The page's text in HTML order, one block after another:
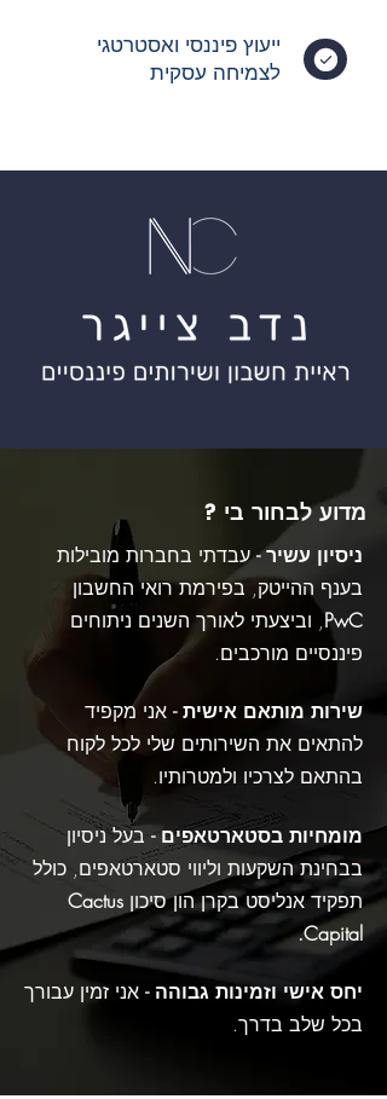
ייעוץ פיננסי ואסטרטגי
לצמיחה עסקית
מדוע לבחור בי ?
ניסיון עשיר -עבדתי בחברות מובילות
בענף ההייטק, בפירמת רואי החשבון
PwC, וביצעתי לאורך השנים ניתוחים
פיננסיים מורכבים.
שירות מותאם אישית - אני מקפיד
להתאים את השירותים שלי לכל לקוח
בהתאם לצרכיו ולמטרותיו.
מומחיות בסטארטאפים - בעל ניסיון
בבחינת השקעות וליווי סטארטאפים, כולל
תפקיד אנליסט בקרן הון סיכון Cactus
Capital.
יחס אישי וזמינות גבוהה - אני זמין עבורך
בכל שלב בדרך.